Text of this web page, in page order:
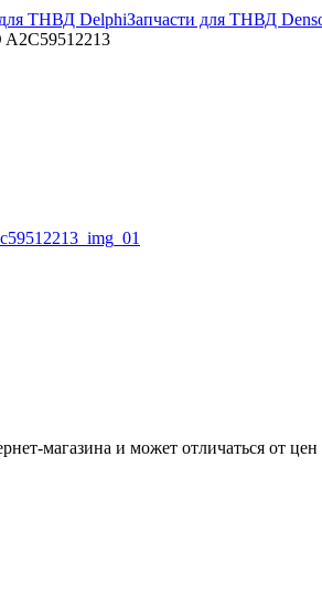
ТНВД DelphiЗапчасти для ТНВД
магазина и может отличаться от